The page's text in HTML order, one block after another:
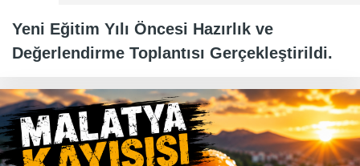
Yeni Eğitim Yılı Öncesi Hazırlık ve
Değerlendirme Toplantısı Gerçekleştirildi.